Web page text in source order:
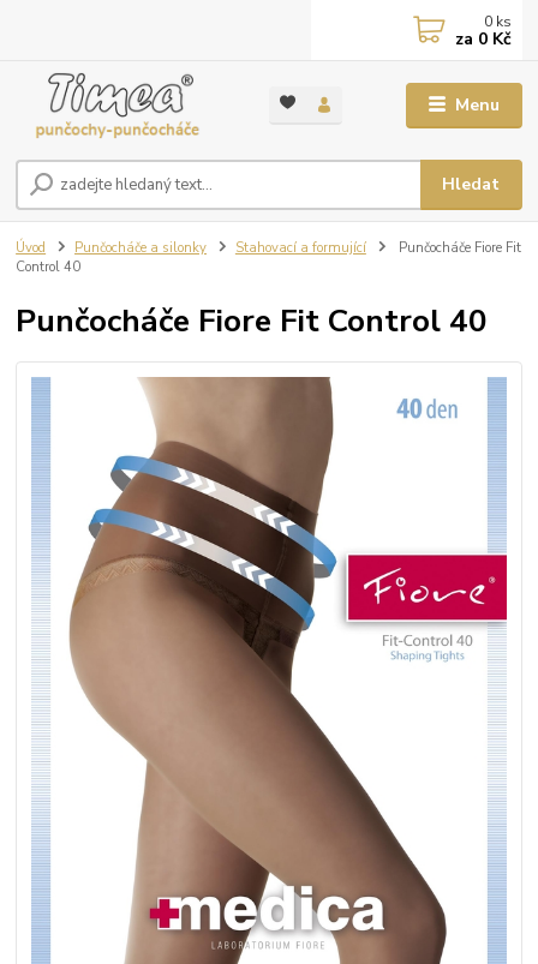
Menu
Hledat
0 ks
za 0 Kč
Úvod Punčocháče a silonky Stahovací a formující
Punčocháče Fiore Fit
Control 40
Punčocháče Fiore Fit Control 40